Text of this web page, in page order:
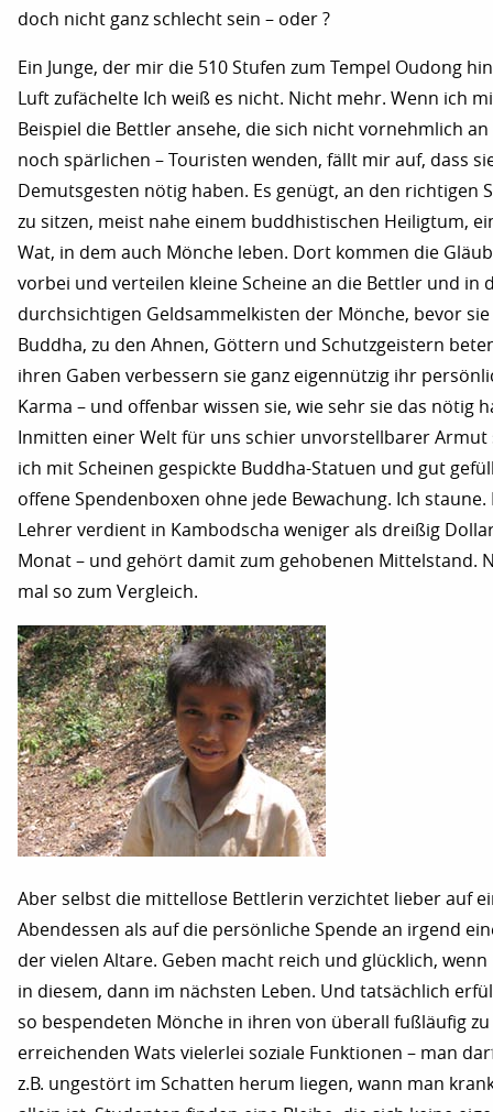
doch nicht ganz schlecht sein – oder ?
Ein Junge, der mir die 510 Stufen zum Tempel Oudong
Luft zufächelte Ich weiß es nicht. Nicht mehr. Wenn ich
Beispiel die Bettler ansehe, die sich nicht vornehmlich an
noch spärlichen – Touristen wenden, fällt mir auf, dass
Demutsgesten nötig haben. Es genügt, an den richtigen
zu sitzen, meist nahe einem buddhistischen Heiligtum,
Wat, in dem auch Mönche leben. Dort kommen die
vorbei und verteilen kleine Scheine an die Bettler und in
durchsichtigen Geldsammelkisten der Mönche, bevor sie
Buddha, zu den Ahnen, Göttern und Schutzgeistern
ihren Gaben verbessern sie ganz eigennützig ihr
Karma – und offenbar wissen sie, wie sehr sie das nötig
Inmitten einer Welt für uns schier unvorstellbarer Armut
ich mit Scheinen gespickte Buddha-Statuen und gut
offene Spendenboxen ohne jede Bewachung. Ich staune.
Lehrer verdient in Kambodscha weniger als dreißig
Monat – und gehört damit zum gehobenen Mittelstand.
mal so zum Vergleich.
Aber selbst die mittellose Bettlerin verzichtet lieber auf
Abendessen als auf die persönliche Spende an irgend
der vielen Altare. Geben macht reich und glücklich,
in diesem, dann im nächsten Leben. Und tatsächlich
so bespendeten Mönche in ihren von überall fußläufig zu
erreichenden Wats vielerlei soziale Funktionen – man
z.B. ungestört im Schatten herum liegen, wann man